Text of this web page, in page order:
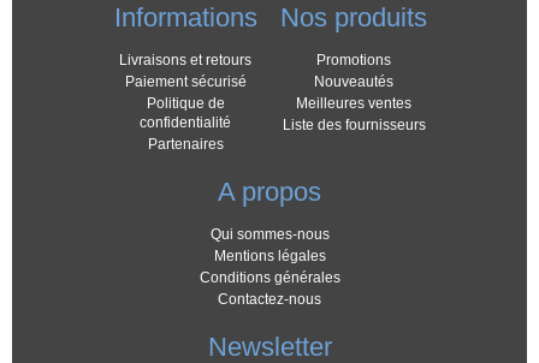
Informations
Livraisons et retours
Paiement sécurisé
Politique de
confidentialité
Partenaires
Nos produits
Promotions
Nouveautés
Meilleures ventes
Liste des fournisseurs
A propos
Qui sommes-nous
Mentions légales
Conditions générales
Contactez-nous
Newsletter